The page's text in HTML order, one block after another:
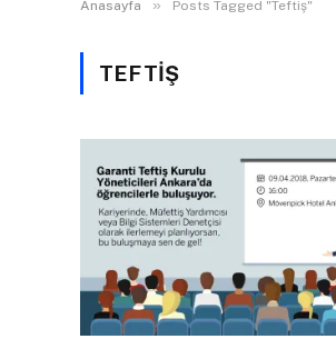
Anasayfa » Posts Tagged "Teftiş"
TEFTIŞ